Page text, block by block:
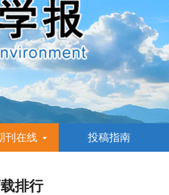
刊在线 投稿指南
排行